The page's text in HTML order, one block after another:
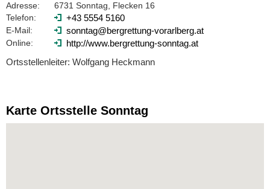
Adresse:
6731 Sonntag, Flecken 16
Telefon:
+43 5554 5160
E-Mail: sonntag@bergrettung-vorarlberg.at
Online:
http://www.bergrettung-sonntag.at
Ortsstellenleiter: Wolfgang Heckmann
Karte Ortsstelle Sonntag